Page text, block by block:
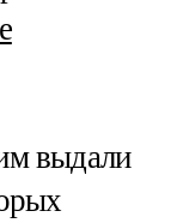
выдали